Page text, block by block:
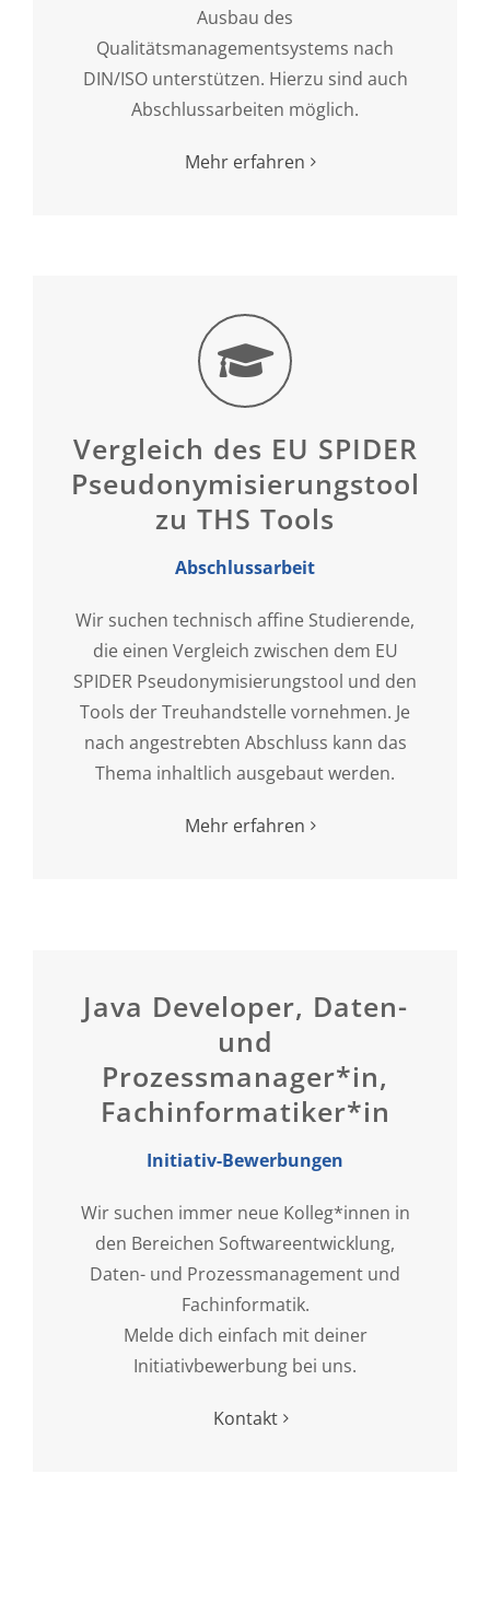
Ausbau des
Qualitätsmanagementsystems nach
DIN/ISO unterstützen. Hierzu sind auch
Abschlussarbeiten möglich.
Mehr erfahren
Vergleich des EU SPIDER
Pseudonymisierungstools
zu THS Tools
Abschlussarbeit
Wir suchen technisch affine Studierende,
die einen Vergleich zwischen dem EU
SPIDER Pseudonymisierungstool und den
Tools der Treuhandstelle vornehmen. Je
nach angestrebten Abschluss kann das
Thema inhaltlich ausgebaut werden.
Mehr erfahren
Java Developer, Daten-
und
Prozessmanager*in,
Fachinformatiker*in
Initiativ-Bewerbungen
Wir suchen immer neue Kolleg*innen in
den Bereichen Softwareentwicklung,
Daten- und Prozessmanagement und
Fachinformatik.
Melde dich einfach mit deiner
Initiativbewerbung bei uns.
Kontakt